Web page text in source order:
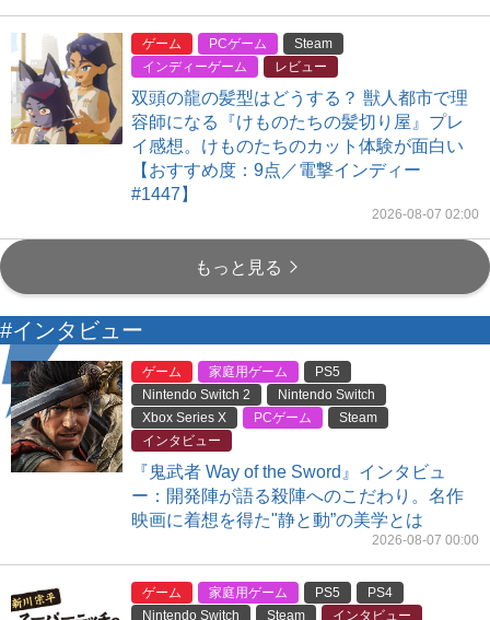
ゲーム PCゲーム
Steam
インディーゲーム
レビュー
双頭の龍の髪型はどうする？ 獣人都市で理
容師になる『けものたちの髪切り屋』プレ
イ感想。けものたちのカット体験が面白い
【おすすめ度：9点／電撃インディー
#1447】
2026-08-07 02:00
もっと見る
#インタビュー
ゲーム 家庭用ゲーム
PS5
Nintendo Switch 2
Nintendo Switch
Xbox Series X
PCゲーム
Steam
インタビュー
『鬼武者 Way of the Sword』インタビュ
ー：開発陣が語る殺陣へのこだわり。名作
映画に着想を得た"静と動”の美学とは
2026-08-07 00:00
ゲーム 家庭用ゲーム PS5
PS4
Nintendo Switch
Steam インタビュー